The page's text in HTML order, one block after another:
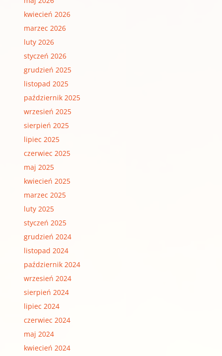
kwiecień 2026
marzec 2026
luty 2026
styczeń 2026
grudzień 2025
listopad 2025
październik 2025
wrzesień 2025
sierpień 2025
lipiec 2025
czerwiec 2025
maj 2025
kwiecień 2025
marzec 2025
luty 2025
styczeń 2025
grudzień 2024
listopad 2024
październik 2024
wrzesień 2024
sierpień 2024
lipiec 2024
czerwiec 2024
maj 2024
kwiecień 2024